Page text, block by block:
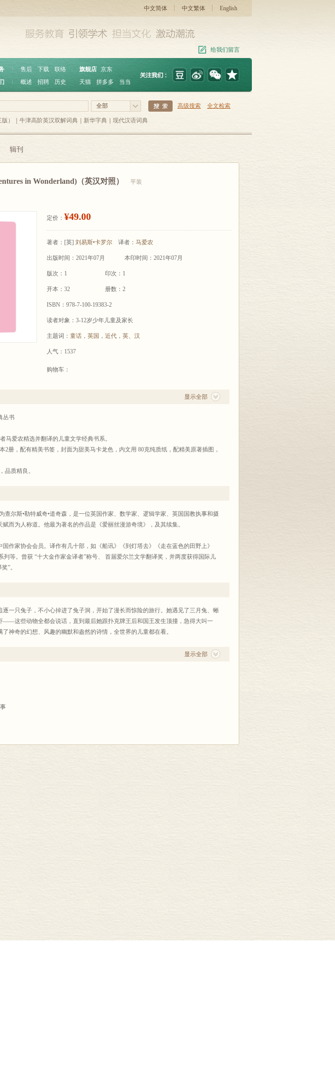
中文简体 中文繁体 English
给我们留言
︱ 售后 下载
联络
概述 招聘 历史
旗舰店 京东
天猫
拼多多 当当
全部 高级搜索 全文检索
） 牛津高阶英汉双解词典 新华字典 现代汉语词典
辑刊
in Wonderland)（英汉对照）
平装
定价： ¥49.00
著者： [英] 刘易斯•卡罗尔 译者： 马爱农
出版时间：2021年07月 本印时间：2021年07月
版次：1 印次：1
开本：32 册数：2
ISBN：978-7-100-19383-2
读者对象：3-12岁少年儿童及家长
主题词： 童话 ， 英国 ， 近代 ， 英、汉
人气：1537
购物车：
显示全部
丛书
马爱农精选并翻译的儿童文学经典书系。
2册，配有精美书签，封面为甜美马卡龙色，内文用 80克纯质纸，配精美原著插图，
品质精良。
名著，第一辑初步选了8本：《爱丽丝漫游奇境》《绿野仙踪》《彼得•潘》《黑骏
传奇：狮子、女巫和魔衣柜》《本和我》《五个孩子和沙地精》，所选读本均为名
语言活泼可爱。
查尔斯•勒特威奇•道奇森，是一位英国作家、数学家、逻辑学家、英国国教执事和摄
而为人称道。他最为著名的作品是《爱丽丝漫游奇境》，及其续集。
作家协会会员。译作有几十部，如《船讯》《到灯塔去》《走在蓝色的田野上》
列等。曾获 “十大金作家金译者”称号、 首届爱尔兰文学翻译奖，并两度获得国际儿
”。
一只兔子，不小心掉进了兔子洞，开始了漫长而惊险的旅行。她遇见了三月兔、蜥
——这些动物全都会说话，直到最后她跟扑克牌王后和国王发生顶撞，急得大叫一
神奇的幻想、风趣的幽默和盎然的诗情，全世界的儿童都在看。
显示全部